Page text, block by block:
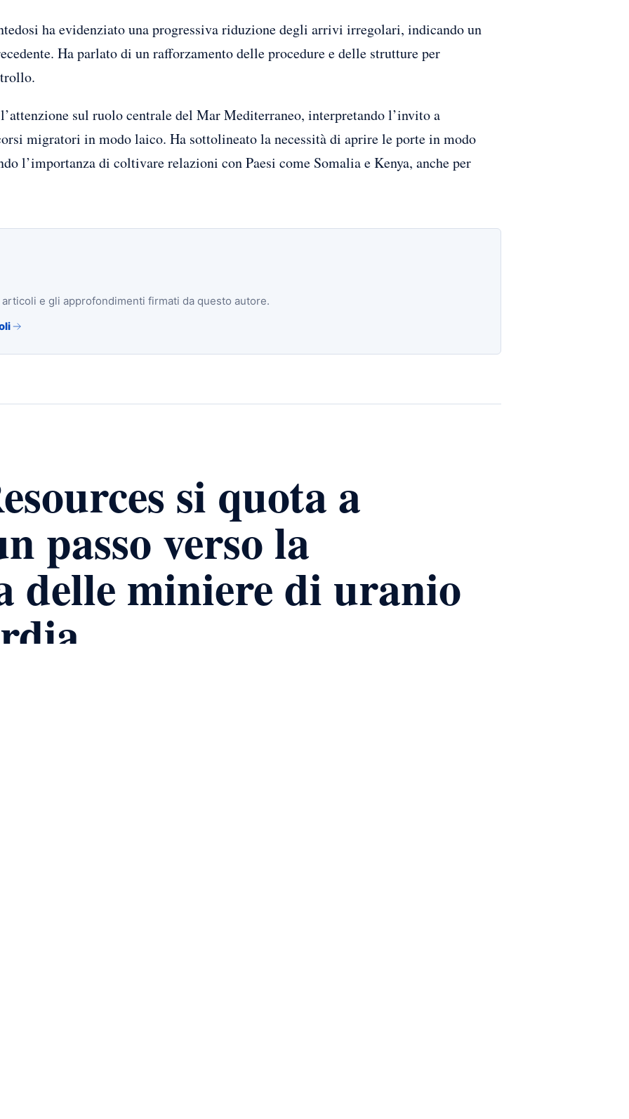
ha evidenziato una progressiva riduzione degli arrivi irregolari, indicando un
Ha parlato di un rafforzamento delle procedure e delle strutture per
sul ruolo centrale del Mar Mediterraneo, interpretando l’invito a
migratori in modo laico. Ha sottolineato la necessità di aprire le porte in modo
l’importanza di coltivare relazioni con Paesi come Somalia e Kenya, anche per
e gli approfondimenti firmati da questo autore.
si quota a
passo verso la
delle miniere di uranio